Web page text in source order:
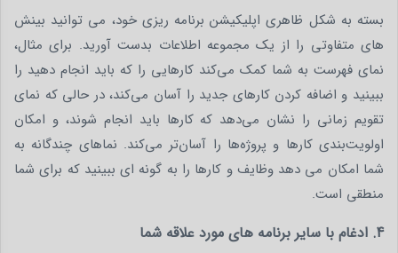
بسته به شکل ظاهری اپلیکیشن برنامه ریزی خود، می توانید بینش
های متفاوتی را از یک مجموعه اطلاعات بدست آورید. برای مثال،
نمای فهرست به شما کمک می‌کند کارهایی را که باید انجام دهید را
ببینید و اضافه کردن کارهای جدید را آسان می‌کند، در حالی که نمای
تقویم زمانی را نشان می‌دهد که کارها باید انجام شوند، و امکان
اولویت‌بندی کارها و پروژه‌ها را آسان‌تر می‌کند. نماهای چندگانه به
شما امکان می دهد وظایف و کارها را به گونه ای ببینید که برای شما
منطقی است.
4. ادغام با سایر برنامه های مورد علاقه شما